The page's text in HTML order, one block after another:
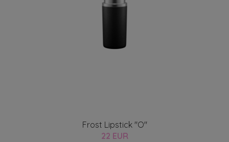
Frost Lipstick "O"
22 EUR